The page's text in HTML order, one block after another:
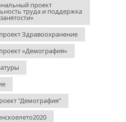
проект
труда и поддержка
занятости»
Здравоохранение
«Демография»
"Демография"